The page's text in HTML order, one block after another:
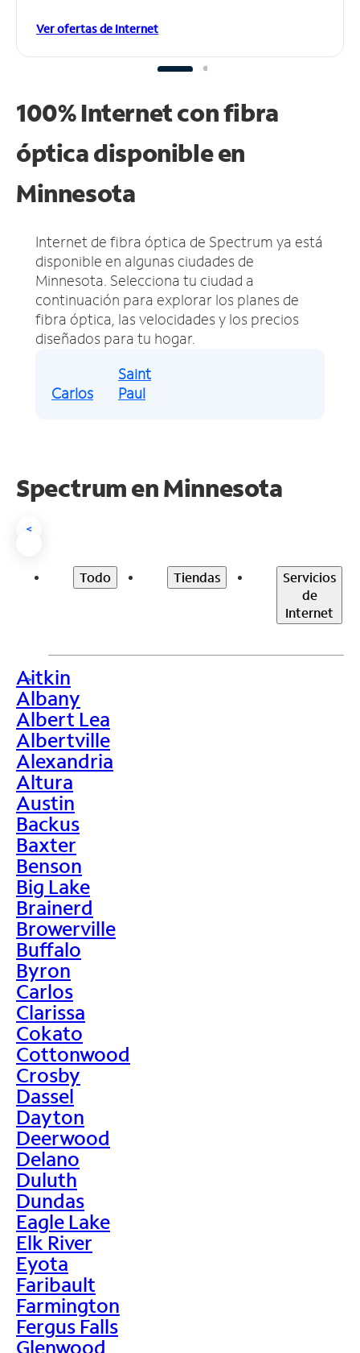
Ver ofertas de Internet
100% Internet con fibra
óptica disponible en
Minnesota
Internet de fibra óptica de Spectrum ya está
disponible en algunas ciudades de
Minnesota. Selecciona tu ciudad a
continuación para explorar los planes de
fibra óptica, las velocidades y los precios
diseñados para tu hogar.
Carlos
Saint
Paul
Spectrum enMinnesota
<
Todo Tiendas
Servicios
de
Internet
>
Aitkin
Albany
Albert Lea
Albertville
Alexandria
Altura
Austin
Backus
Baxter
Benson
Big Lake
Brainerd
Browerville
Buffalo
Byron
Carlos
Clarissa
Cokato
Cottonwood
Crosby
Dassel
Dayton
Deerwood
Delano
Duluth
Dundas
Eagle Lake
Elk River
Eyota
Faribault
Farmington
Fergus Falls
Glenwood